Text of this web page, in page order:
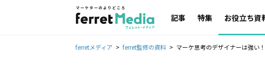
記事 特集 お役立ち資
ferretメディア ferret監修の資料 マーケ思考のデザイナーは強い